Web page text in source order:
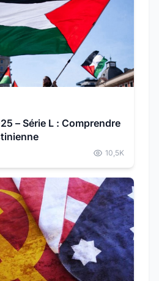
– Série L : Comprendre
10,5K